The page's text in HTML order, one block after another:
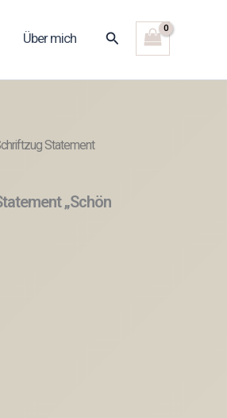
Über mich Suchen
Statement
„Schön